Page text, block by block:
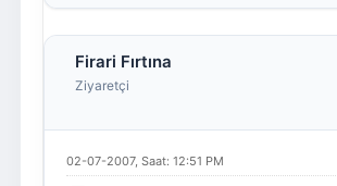
Firari Fırtına
Ziyaretçi
02-07-2007, Saat: 12:51 PM